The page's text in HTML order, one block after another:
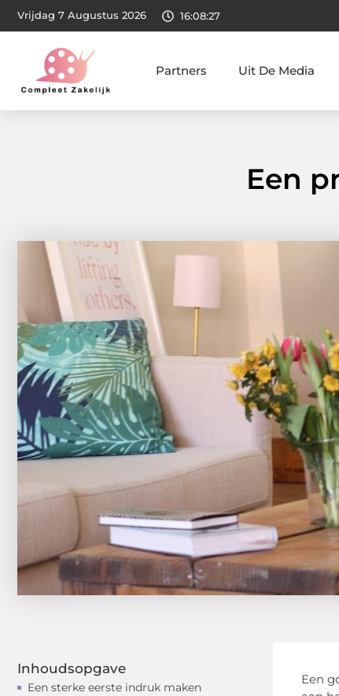
Vrijdag 7 Augustus 2026 16:08:28
Partners Uit De Media
Een
Inhoudsopgave
Een sterke eerste indruk maken
Een